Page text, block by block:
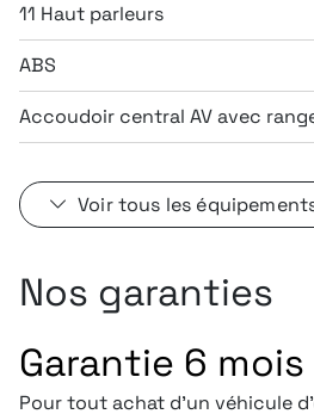
11 Haut parleurs
ABS
Accoudoir central AV avec
Voir tous les
Nos garanties
Garantie 6
Pour tout achat d'un véhicule